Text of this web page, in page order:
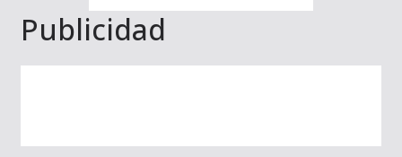
Publicidad